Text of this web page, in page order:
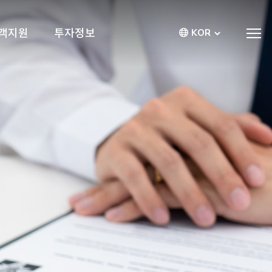
지원 투자정보 KOR